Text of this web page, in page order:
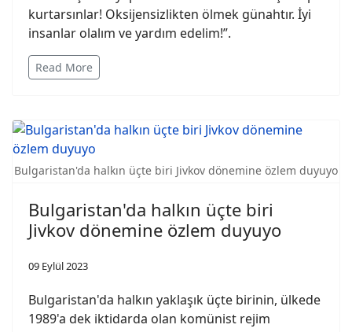
kurtarsınlar! Oksijensizlikten ölmek günahtır. İyi
insanlar olalım ve yardım edelim!”.
Read More
Bulgaristan'da halkın üçte biri Jivkov dönemine özlem duyuyo
Bulgaristan'da halkın üçte biri
Jivkov dönemine özlem duyuyo
09 Eylül 2023
Bulgaristan'da halkın yaklaşık üçte birinin, ülkede
1989'a dek iktidarda olan komünist rejim